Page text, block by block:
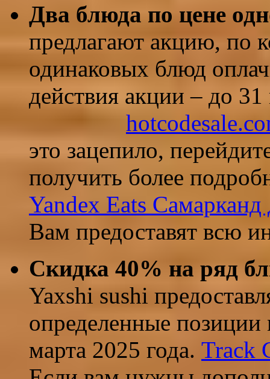
Два блюда по цене
предлагают акцию, по
одинаковых блюд
действия акции – до
это зацепило,
получить более
Yandex Eats Самарканд
Вам предоставят всю
Скидка 40% на ряд
Yaxshi sushi
определенные
марта 2025 года. Track